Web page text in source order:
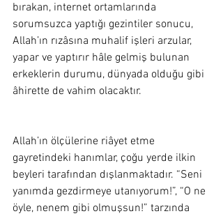
bırakan, internet ortamlarında
sorumsuzca yaptığı gezintiler sonucu,
Allah’ın rızâsına muhalif işleri arzular,
yapar ve yaptırır hâle gelmiş bulunan
erkeklerin durumu, dünyada olduğu gibi
âhirette de vahim olacaktır.
Allah’ın ölçülerine riâyet etme
gayretindeki hanımlar, çoğu yerde ilkin
beyleri tarafından dışlanmaktadır. “Seni
yanımda gezdirmeye utanıyorum!”, “O ne
öyle, nenem gibi olmuşsun!” tarzında